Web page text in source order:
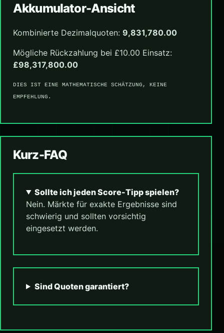
Akkumulator-Ansicht
Kombinierte Dezimalquoten: 9,831,780.00
Mögliche Rückzahlung bei £10.00 Einsatz:
£98,317,800.00
DIES IST EINE MATHEMATISCHE SCHÄTZUNG, KEINE
EMPFEHLUNG.
Kurz-FAQ
Sollte ich jeden Score-Tipp spielen?
Nein. Märkte für exakte Ergebnisse sind
schwierig und sollten vorsichtig
eingesetzt werden.
Sind Quoten garantiert?